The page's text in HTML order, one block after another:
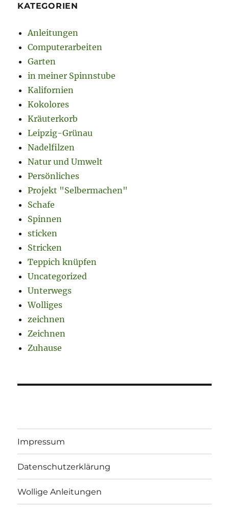
KATEGORIEN
Anleitungen
Computerarbeiten
Garten
in meiner Spinnstube
Kalifornien
Kokolores
Kräuterkorb
Leipzig-Grünau
Nadelfilzen
Natur und Umwelt
Persönliches
Projekt "Selbermachen"
Schafe
Spinnen
sticken
Stricken
Teppich knüpfen
Uncategorized
Unterwegs
Wolliges
zeichnen
Zeichnen
Zuhause
Impressum
Datenschutzerklärung
Wollige Anleitungen